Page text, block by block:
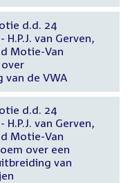
d.d. 24
van Gerven,
Motie-Van
van de VWA
d.d. 24
van Gerven,
Motie-Van
over een
van